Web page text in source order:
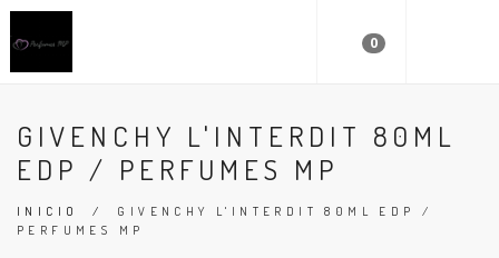
0
GIVENCHY L'INTERDIT 80ML
EDP / PERFUMES MP
INICIO / GIVENCHY L'INTERDIT 80ML EDP /
PERFUMES MP